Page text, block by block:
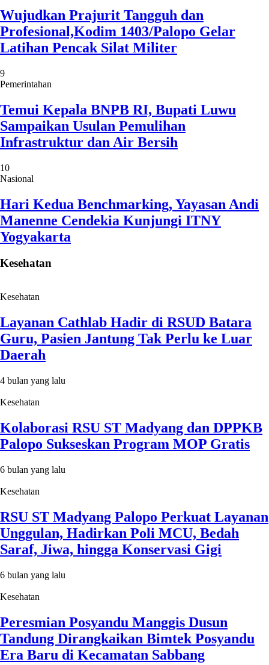
Wujudkan Prajurit Tangguh dan
Profesional,Kodim 1403/Palopo Gelar
Latihan Pencak Silat Militer
9
Pemerintahan
Temui Kepala BNPB RI, Bupati Luwu
Sampaikan Usulan Pemulihan
Infrastruktur dan Air Bersih
10
Nasional
Hari Kedua Benchmarking, Yayasan Andi
Manenne Cendekia Kunjungi ITNY
Yogyakarta
Kesehatan
Kesehatan
Layanan Cathlab Hadir di RSUD Batara
Guru, Pasien Jantung Tak Perlu ke Luar
Daerah
4 bulan yang lalu
Kesehatan
Kolaborasi RSU ST Madyang dan DPPKB
Palopo Sukseskan Program MOP Gratis
6 bulan yang lalu
Kesehatan
RSU ST Madyang Palopo Perkuat Layanan
Unggulan, Hadirkan Poli MCU, Bedah
Saraf, Jiwa, hingga Konservasi Gigi
6 bulan yang lalu
Kesehatan
Peresmian Posyandu Manggis Dusun
Tandung Dirangkaikan Bimtek Posyandu
Era Baru di Kecamatan Sabbang